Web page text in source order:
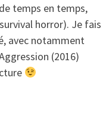
temps en temps,
horror). Je fais
avec notamment
(2016)